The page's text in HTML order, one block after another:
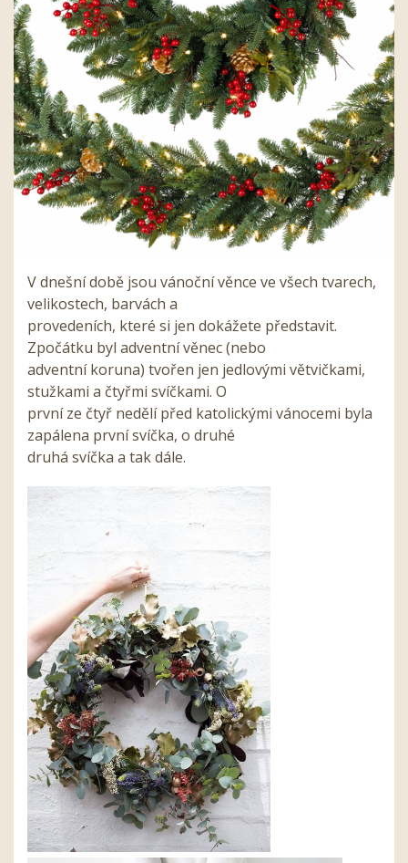
V dnešní době jsou vánoční věnce ve všech tvarech,
velikostech, barvách a
provedeních, které si jen dokážete představit.
Zpočátku byl adventní věnec (nebo
adventní koruna) tvořen jen jedlovými větvičkami,
stužkami a čtyřmi svíčkami. O
první ze čtyř nedělí před katolickými vánocemi byla
zapálena první svíčka, o druhé
druhá svíčka a tak dále.